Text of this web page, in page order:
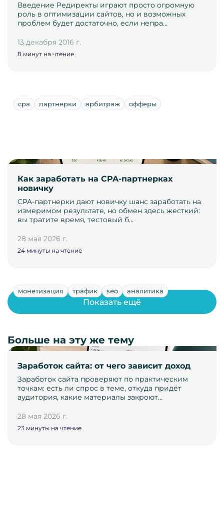
Введение Редиректы играют просто огромную
роль в оптимизации сайтов, но и возможных
проблем будет достаточно, если непра…
13 декабря 2016 г.
8 минут на чтение
cpa партнерки арбитраж офферы
Как заработать на CPA-партнерках
новичку
CPA-партнерки дают новичку шанс заработать на
измеримом результате, но обмен здесь жесткий:
вы тратите время, тестовый б…
28 мая 2026 г.
24 минуты на чтение
монетизация трафик seo аналитика
Заработок сайта: от чего зависит доход
Заработок сайта проверяют по практическим
точкам: есть ли спрос в теме, откуда придёт
аудитория, какие материалы закроют…
28 мая 2026 г.
23 минуты на чтение
Показать ещё
Больше на эту же тему